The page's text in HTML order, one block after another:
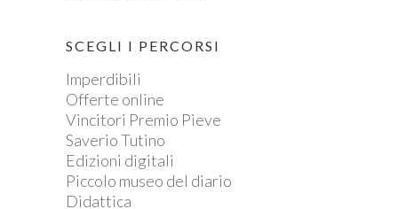
SCEGLI I PERCORSI
Imperdibili
Offerte online
Vincitori Premio Pieve
Saverio Tutino
Edizioni digitali
Piccolo museo del diario
Didattica